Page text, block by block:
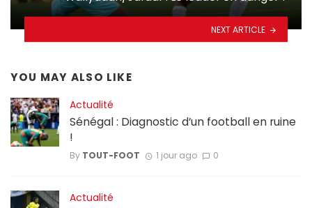
NEXT ARTICLE
YOU MAY ALSO LIKE
Actualité
Sénégal : Diagnostic d’un football en ruine
!
By TOUT-FOOT 1 jour ago 0
Actualité